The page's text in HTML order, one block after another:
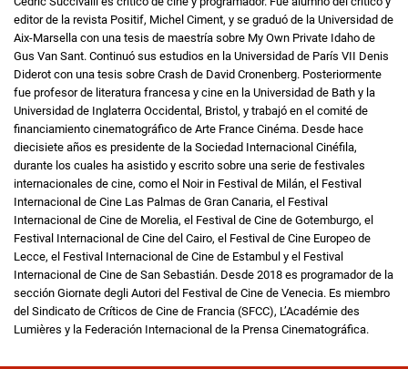
editor de la revista Positif, Michel Ciment, y se graduó de la Universidad de
Aix-Marsella con una tesis de maestría sobre My Own Private Idaho de
Gus Van Sant. Continuó sus estudios en la Universidad de París VII Denis
Diderot con una tesis sobre Crash de David Cronenberg. Posteriormente
fue profesor de literatura francesa y cine en la Universidad de Bath y la
Universidad de Inglaterra Occidental, Bristol, y trabajó en el comité de
financiamiento cinematográfico de Arte France Cinéma. Desde hace
diecisiete años es presidente de la Sociedad Internacional Cinéfila,
durante los cuales ha asistido y escrito sobre una serie de festivales
internacionales de cine, como el Noir in Festival de Milán, el Festival
Internacional de Cine Las Palmas de Gran Canaria, el Festival
Internacional de Cine de Morelia, el Festival de Cine de Gotemburgo, el
Festival Internacional de Cine del Cairo, el Festival de Cine Europeo de
Lecce, el Festival Internacional de Cine de Estambul y el Festival
Internacional de Cine de San Sebastián. Desde 2018 es programador de la
sección Giornate degli Autori del Festival de Cine de Venecia. Es miembro
del Sindicato de Críticos de Cine de Francia (SFCC), L’Académie des
Lumières y la Federación Internacional de la Prensa Cinematográfica.